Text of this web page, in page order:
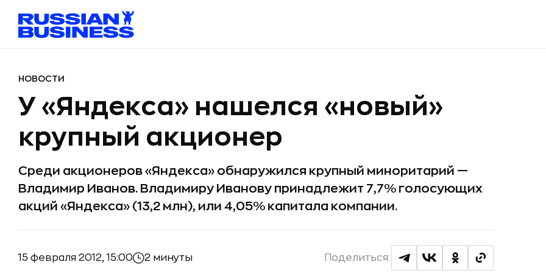
НОВОСТИ
У «Яндекса» нашелся «новый»
крупный акционер
Среди акционеров «Яндекса» обнаружился крупный миноритарий —
Владимир Иванов. Владимиру Иванову принадлежит 7,7% голосующих
акций «Яндекса» (13,2 млн), или 4,05% капитала компании.
15 февраля 2012, 15:00 2 минуты Поделиться: